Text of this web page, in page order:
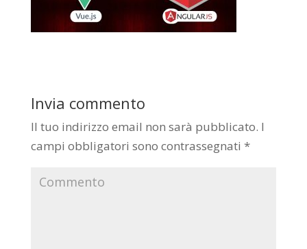
Invia commento
Il tuo indirizzo email non sarà pubblicato. I
campi obbligatori sono contrassegnati *